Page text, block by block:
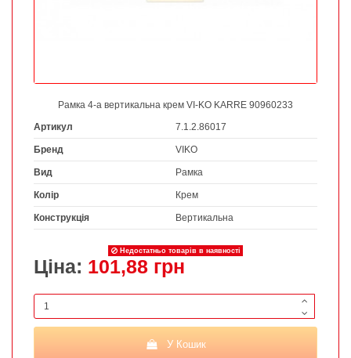
Рамка 4-а вертикальна крем VI-KO KARRE 90960233
Артикул
7.1.2.86017
Бренд VIKO
Вид Рамка
Колір Крем
Конструкція Вертикальна
Недостатньо товарів в наявності
Ціна: 101,88 грн
У Кошик